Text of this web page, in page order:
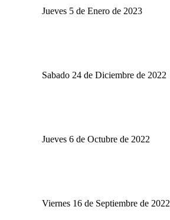
Jueves 5 de Enero de 2023
Sabado 24 de Diciembre de 2022
Jueves 6 de Octubre de 2022
Viernes 16 de Septiembre de 2022